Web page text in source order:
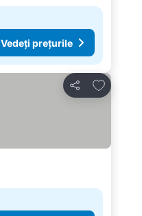
Vedeți prețurile
Distribuiți
Adăugaţi